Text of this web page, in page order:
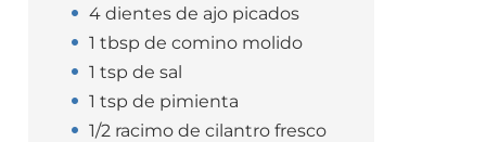
4 dientes de ajo picados
1 tbsp de comino molido
1 tsp de sal
1 tsp de pimienta
1/2 racimo de cilantro fresco